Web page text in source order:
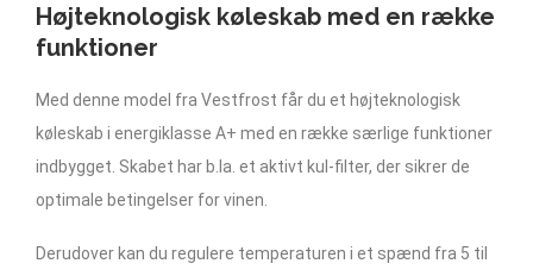
Højteknologisk køleskab med en række
funktioner
Med denne model fra Vestfrost får du et højteknologisk
køleskab i energiklasse A+ med en række særlige funktioner
indbygget. Skabet har b.la. et aktivt kul-filter, der sikrer de
optimale betingelser for vinen.
Derudover kan du regulere temperaturen i et spænd fra 5 til